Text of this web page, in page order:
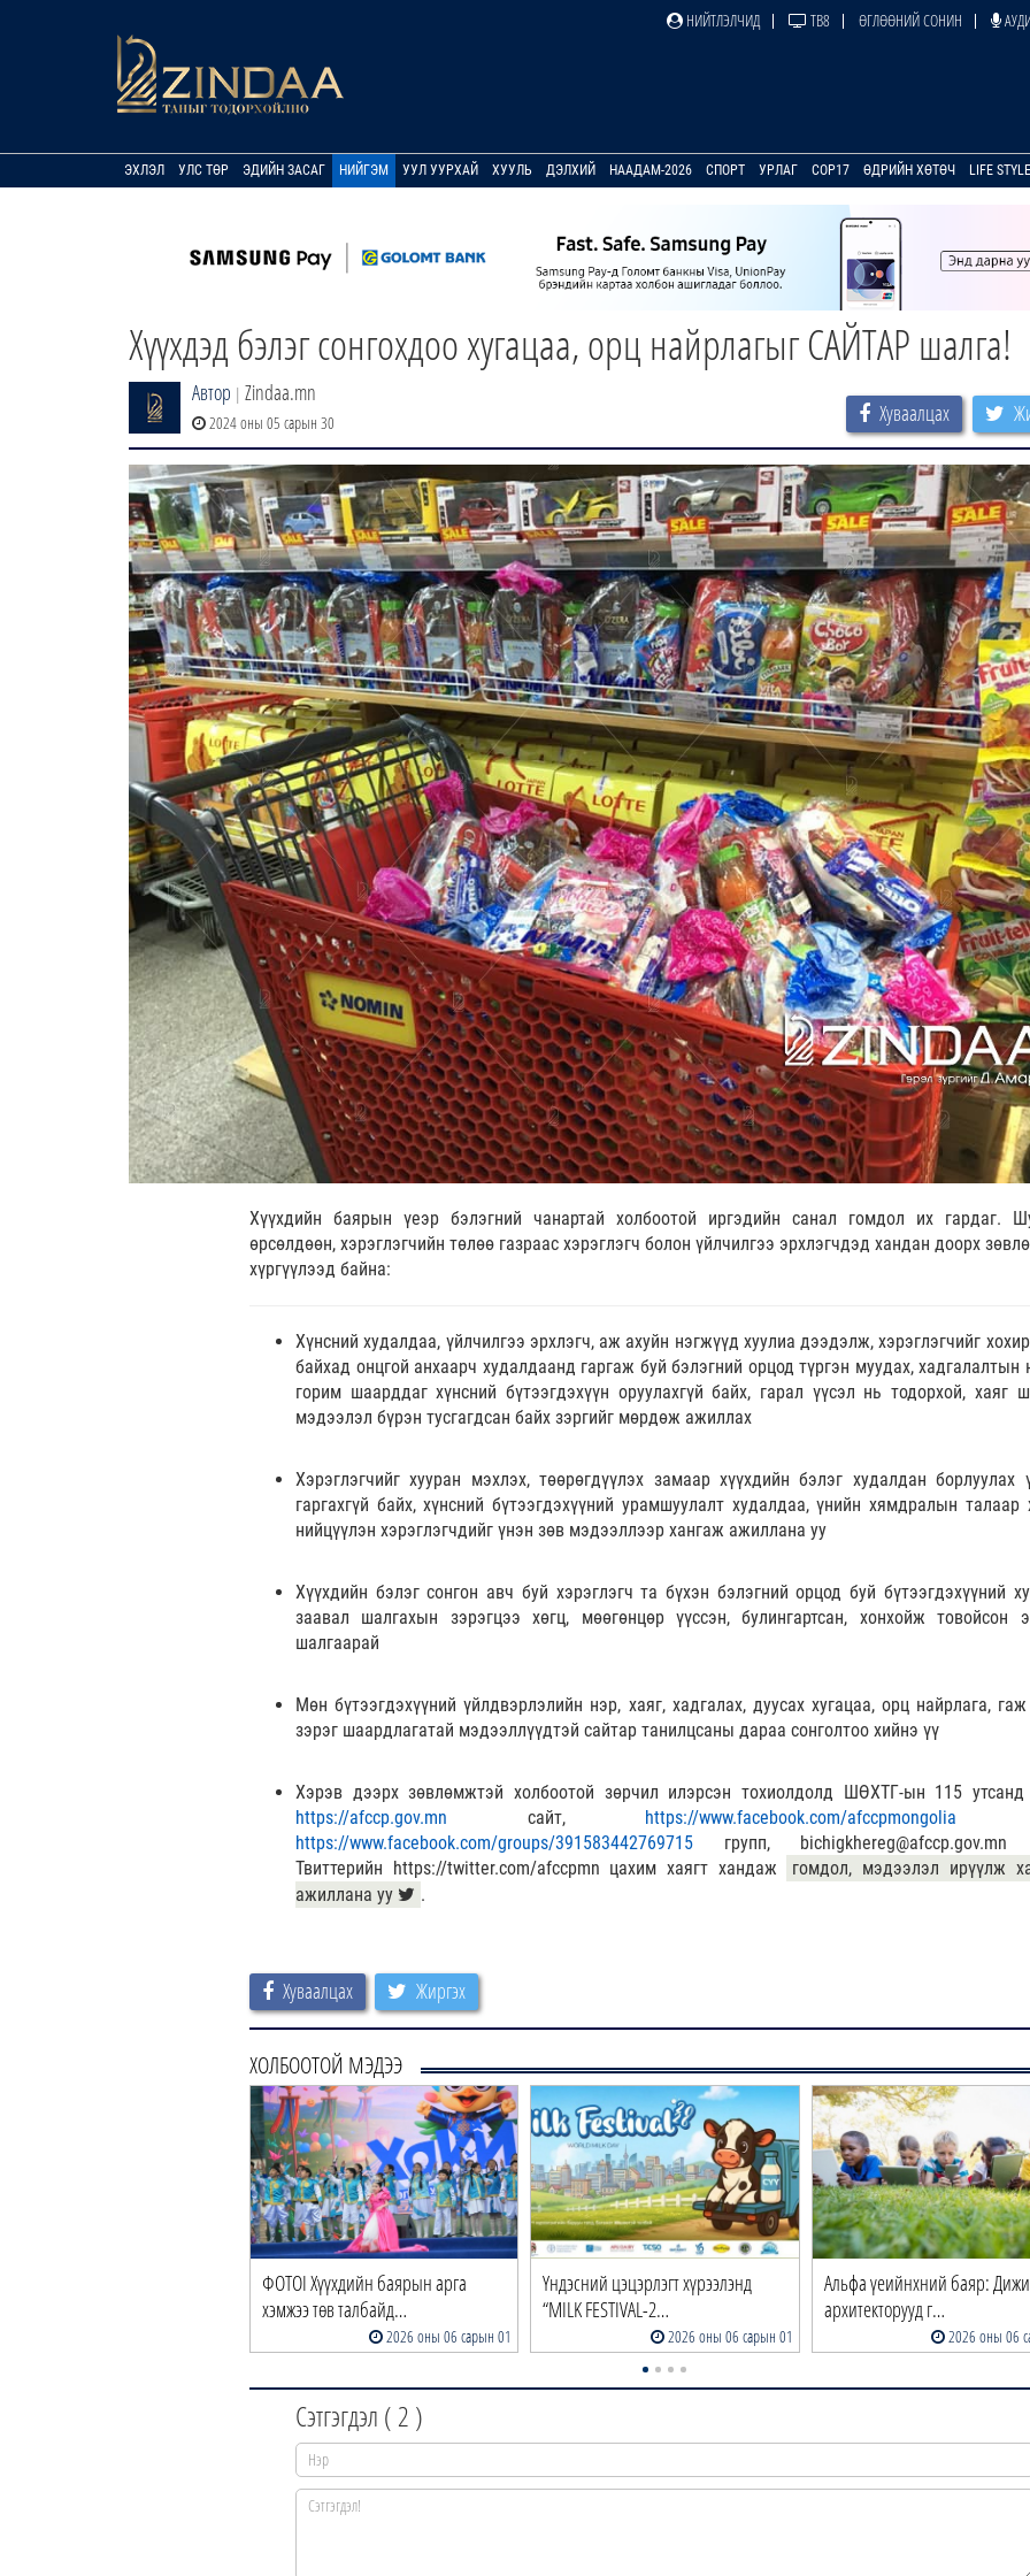
НИЙТЛЭЛЧИД ТВ8 ӨГЛӨӨНИЙ СОНИН
ЭХЛЭЛ УЛС ТӨР ЭДИЙН ЗАСАГ НИЙГЭМ УУЛ УУРХАЙ ХУУЛЬ ДЭЛХИЙ НААДАМ-2026 СПОРТ УРЛАГ COP17 ӨДРИЙН ХӨТӨЧ LIFE STYLE
Хүүхдэд бэлэг сонгохдоо хугацаа, орц найрлагыг САЙТАР шалга!
Автор | Zindaa.mn
2024 оны 05 сарын 30 Хуваалцах
Хүүхдийн баярын үеэр бэлэгний чанартай холбоотой иргэдийн санал гомдол их гардаг.
өрсөлдөөн, хэрэглэгчийн төлөө газраас хэрэглэгч болон үйлчилгээ эрхлэгчдэд хандан доорх
хүргүүлээд байна:
Хүнсний худалдаа, үйлчилгээ эрхлэгч, аж ахуйн нэгжүүд хуулиа дээдэлж, хэрэглэгчийг
байхад онцгой анхаарч худалдаанд гаргаж буй бэлэгний орцод түргэн муудах, хадгалалтын
горим шаарддаг хүнсний бүтээгдэхүүн оруулахгүй байх, гарал үүсэл нь тодорхой, хаяг
мэдээлэл бүрэн тусгагдсан байх зэргийг мөрдөж ажиллах
Хэрэглэгчийг хууран мэхлэх, төөрөгдүүлэх замаар хүүхдийн бэлэг худалдан борлуулах
гаргахгүй байх, хүнсний бүтээгдэхүүний урамшуулалт худалдаа, үнийн хямдралын талаар
нийцүүлэн хэрэглэгчдийг үнэн зөв мэдээллээр хангаж ажиллана уу
Хүүхдийн бэлэг сонгон авч буй хэрэглэгч та бүхэн бэлэгний орцод буй бүтээгдэхүүний
заавал шалгахын зэрэгцээ хөгц, мөөгөнцөр үүссэн, булингартсан, хонхойж товойсон
шалгаарай
Мөн бүтээгдэхүүний үйлдвэрлэлийн нэр, хаяг, хадгалах, дуусах хугацаа, орц найрлага,
зэрэг шаардлагатай мэдээллүүдтэй сайтар танилцсаны дараа сонголтоо хийнэ үү
Хэрэв дээрх зөвлөмжтэй холбоотой зөрчил илэрсэн тохиолдолд ШӨХТГ-ын 115 утсанд
https://afccp.gov.mn сайт, https://www.facebook.com/afccpmongolia
https://www.facebook.com/groups/391583442769715 групп,
Твиттерийн https://twitter.com/afccpmn цахим хаягт хандаж
гомдол, мэдээлэл ирүүлж
ажиллана уу
.
Хуваалцах Жиргэх
ХОЛБООТОЙ МЭДЭЭ
ФОТОI Хүүхдийн баярын арга
хэмжээ төв талбайд…
2026 оны 06 сарын 01
Үндэсний цэцэрлэгт хүрээлэнд
“MILK FESTIVAL-2…
2026 оны 06 сарын 01
Альфа үеийнхний баяр:
архитекторууд г…
2026 оны 06
Сэтгэгдэл (2 )